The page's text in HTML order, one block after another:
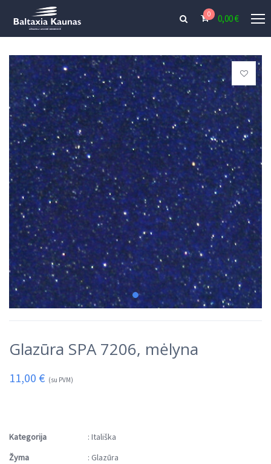
0 0,00€
Glazūra SPA 7206, mėlyna
11,00 € (su PVM)
Kategorija : Itališka
Žyma
: Glazūra